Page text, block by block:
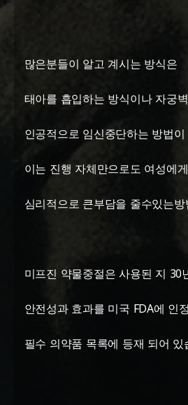
많은분들이 알고 계시는 방식은
태아를 흡입하는 방식이나 자궁
인공적으로 임신중단하는 방법
이는 진행 자체만으로도 여성에
심리적으로 큰부담을 줄수있는
미프진 약물중절은 사용된 지 30
안전성과 효과를 미국 FDA에 인
필수 의약품 목록에 등재 되어 있